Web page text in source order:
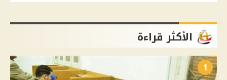
الأكثر قراءة
1